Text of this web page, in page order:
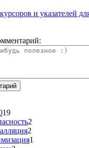
и указателей
19
2
2
1